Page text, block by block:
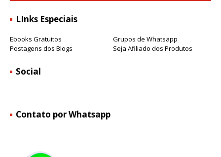
LInks Especiais
Ebooks Gratuitos
Grupos de Whatsapp
Postagens dos Blogs
Seja Afiliado dos Produtos
Social
Contato por Whatsapp